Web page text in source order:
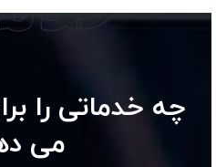
چه خدماتی را
می